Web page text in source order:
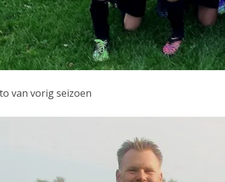
van vorig seizoen